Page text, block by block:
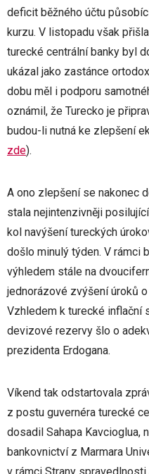
deficit běžného účtu
kurzu. V listopadu však
turecké centrální banky byl
ukázal jako zastánce
dobu měl i podporu
oznámil, že Turecko je
budou-li nutná ke zlepšení
zde).
A ono zlepšení se nakonec
stala nejintenzivněji
kol navýšení tureckých
došlo minulý týden. V rámci
výhledem stále na
jednorázové zvýšení úroků
Vzhledem k turecké inflační
devizové rezervy šlo o
prezidenta Erdogana.
Víkend tak odstartovala
z postu guvernéra turecké
dosadil Sahapa Kavcioglua,
bankovnictví z Marmara
v rámci Strany